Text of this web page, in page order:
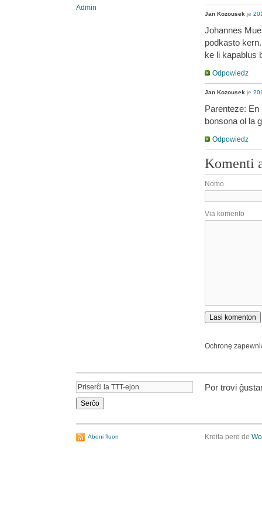
Jan Kozousek je
Johannes
podkasto
ke li kapablus
Odpowiedz
Jan Kozousek je
Parenteze:
bonsona ol la
Odpowiedz
Komenti
Nomo
Via komento
Ochronę
Admin
Por trovi
Aboni fluon Kreita pere de